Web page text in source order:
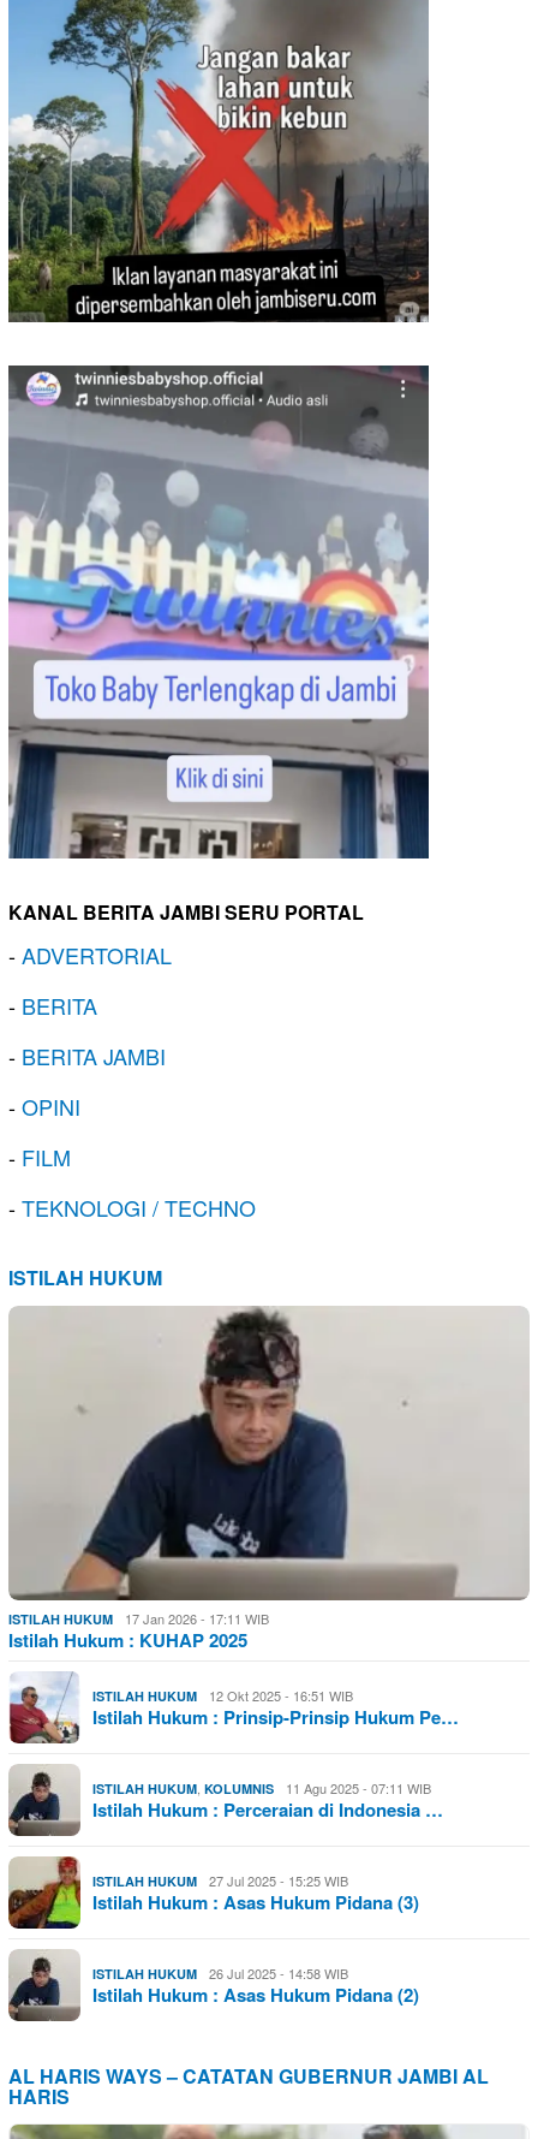
KANAL BERITA JAMBI SERU PORTAL
-ADVERTORIAL
- BERITA
- BERITA JAMBI
-OPINI
- FILM
-TEKNOLOGI / TECHNO
ISTILAH HUKUM
ISTILAH HUKUM 17 Jan 2026 - 17:11 WIB
Istilah Hukum : KUHAP 2025
ISTILAH HUKUM 12 Okt 2025 - 16:51 WIB
Istilah Hukum : Prinsip-Prinsip Hukum Pe…
ISTILAH HUKUM, KOLUMNIS 11 Agu 2025 - 07:11 WIB
Istilah Hukum : Perceraian di Indonesia …
ISTILAH HUKUM 27 Jul 2025 - 15:25 WIB
Istilah Hukum : Asas Hukum Pidana (3)
ISTILAH HUKUM 26 Jul 2025 - 14:58 WIB
Istilah Hukum : Asas Hukum Pidana (2)
AL HARIS WAYS – CATATAN GUBERNUR JAMBI AL
HARIS